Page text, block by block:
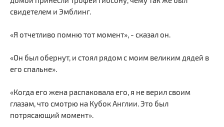
свидетелем и Эмблинг.
«Я отчетливо помню тот момент», - сказал он.
«Он был обернут, и стоял рядом с моим великим дядей в
его спальне».
«Когда его жена распаковала его, я не верил своим
глазам, что смотрю на Кубок Англии. Это был
потрясающий момент».